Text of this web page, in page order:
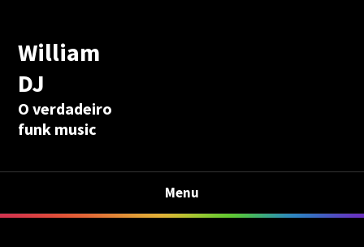
William
DJ
O verdadeiro
funk music
Menu